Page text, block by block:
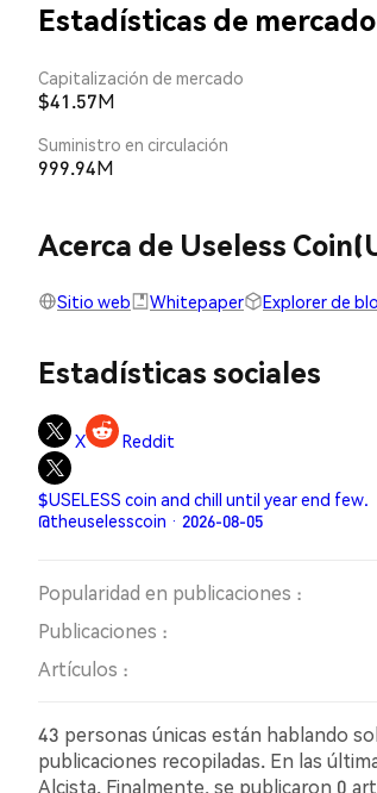
Estadísticas de mercado
Capitalización de mercado
$41.57M
Suministro en circulación
999.94M
Acerca de Useless
Sitio web Whitepaper Explorer de
Estadísticas sociales
X Reddit
$USELESS coin and chill until year end few.
@theuselesscoin · 2026-08-05
Popularidad en publicaciones :
Publicaciones :
Artículos :
43 personas únicas están hablando
publicaciones recopiladas. En las
Alcista. Finalmente, se publicaron 0